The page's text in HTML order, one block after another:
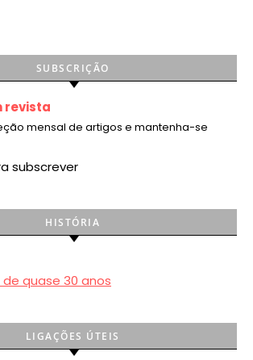
SUBSCRIÇÃO
revista
mensal de artigos e mantenha-se
subscrever
HISTÓRIA
quase 30 anos
LIGAÇÕES ÚTEIS